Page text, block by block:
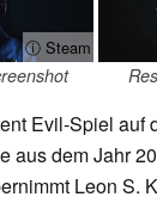
ⓘ Steam
Evil-Spiel auf
aus dem Jahr
Leon S.